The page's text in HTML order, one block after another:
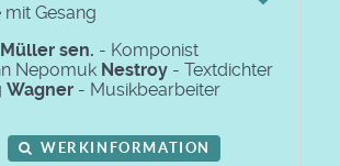
mit Gesang
Müller sen. - Komponist
Nepomuk Nestroy - Textdichter
Wagner - Musikbearbeiter
WERKINFORMATION